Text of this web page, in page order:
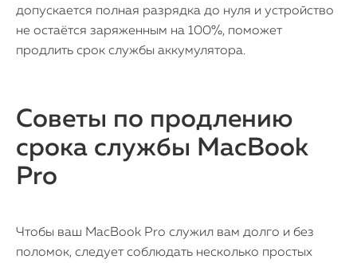
допускается полная разрядка до нуля и устройство
не остаётся заряженным на 100%, поможет
продлить срок службы аккумулятора.
Советы по продлению
срока службы MacBook
Pro
Чтобы ваш MacBook Pro служил вам долго и без
поломок, следует соблюдать несколько простых